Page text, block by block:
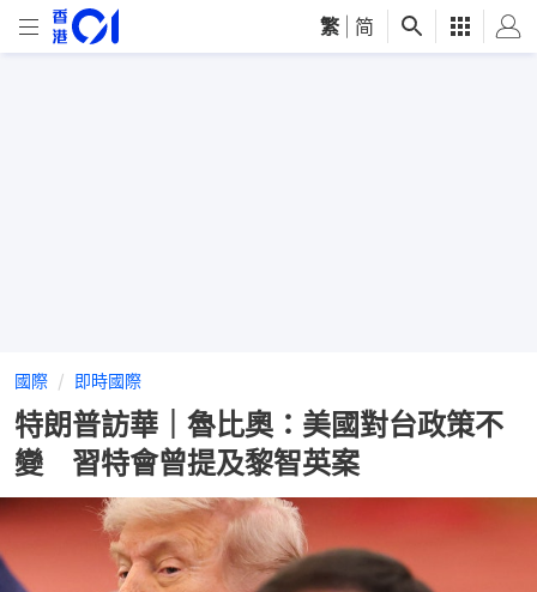
繁 简
國際 即時國際
特朗普訪華｜魯比奧：美國對台政策不
變 習特會曾提及黎智英案